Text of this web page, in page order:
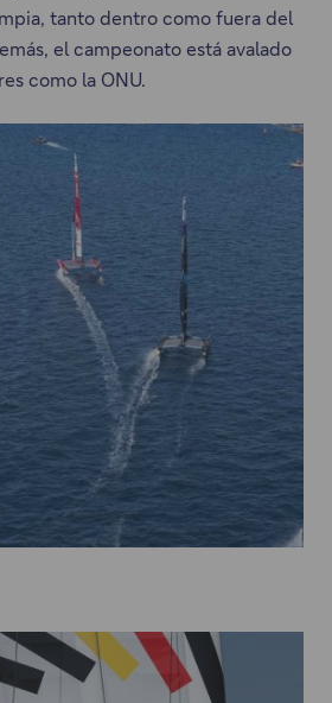
tanto dentro como fuera del
el campeonato está avalado
como la ONU.